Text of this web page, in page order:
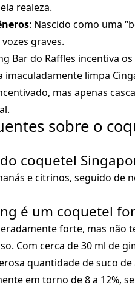
realeza.
: Nascido como uma
graves.
Bar do Raffles incentiva
imaculadamente limpa
mas apenas
sobre o
coquetel
e citrinos, seguido de
é um coquetel
forte, mas não
Com cerca de 30 ml de
quantidade de suco
em torno de 8 a 12%,